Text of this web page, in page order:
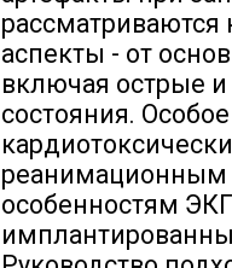
аспекты - от
включая острые
состояния.
особенностям